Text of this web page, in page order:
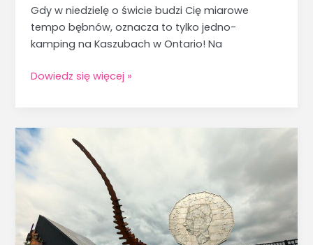
Gdy w niedzielę o świcie budzi Cię miarowe
tempo bębnów, oznacza to tylko jedno-
kamping na Kaszubach w Ontario! Na
Dowiedz się więcej »
Sudbury
–